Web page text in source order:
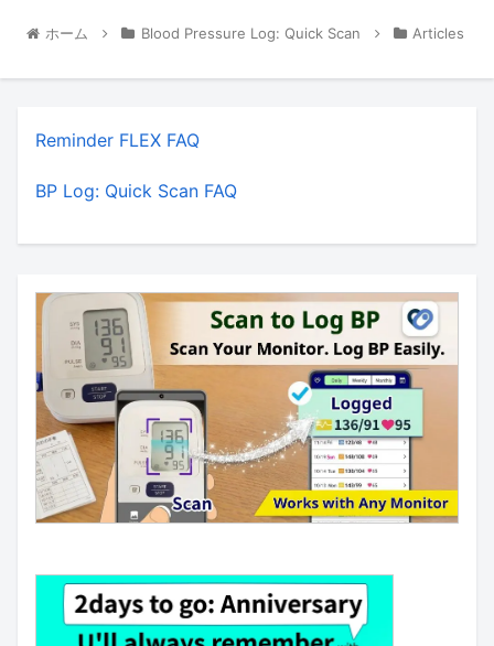
ホーム Blood Pressure Log: Quick Scan Articles
Reminder FLEX FAQ
BP Log: Quick Scan FAQ